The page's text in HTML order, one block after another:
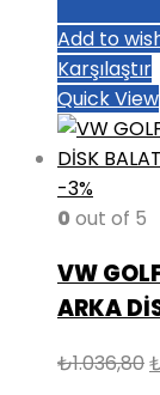
Add to
Karşılaştır
Quick View
-3%
0 out of 5
VW
ARKA
₺1.036,80